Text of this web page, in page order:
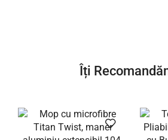
Îți